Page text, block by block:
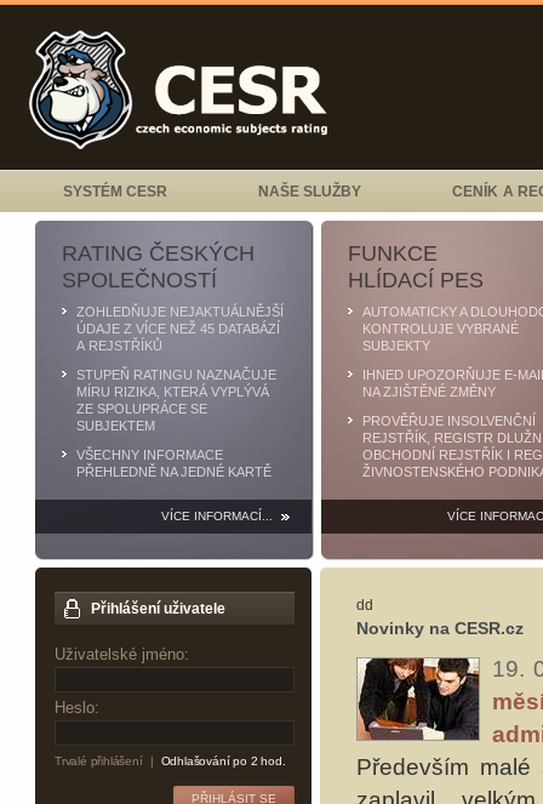
SYSTÉM CESR NAŠE SLUŽBY CENÍK A
RATING ČESKÝCH
SPOLEČNOSTÍ
ZOHLEDŇUJE NEJAKTUÁLNĚJŠÍ
ÚDAJE Z VÍCE NEŽ 45 DATABÁZÍ
A REJSTŘÍKŮ
STUPEŇ RATINGU NAZNAČUJE
MÍRU RIZIKA, KTERÁ VYPLÝVÁ
ZE SPOLUPRÁCE SE
SUBJEKTEM
VŠECHNY INFORMACE
PŘEHLEDNĚ NA JEDNÉ KARTĚ
VÍCE INFORMACÍ...
FUNKCE
HLÍDACÍ PES
AUTOMATICKY A
KONTROLUJE VYBRANÉ
SUBJEKTY
IHNED UPOZORŇUJE E-
NA ZJIŠTĚNÉ ZMĚNY
PROVĚŘUJE INSOLVENČNÍ
REJSTŘÍK, REGISTR
OBCHODNÍ REJSTŘÍK I
ŽIVNOSTENSKÉHO
VÍCE
Přihlášení uživatele
Uživatelské jméno:
Heslo:
Trvalé přihlášení| Odhlašování po 2 hod.
dd
Novinky na CESR.cz
19.
Především